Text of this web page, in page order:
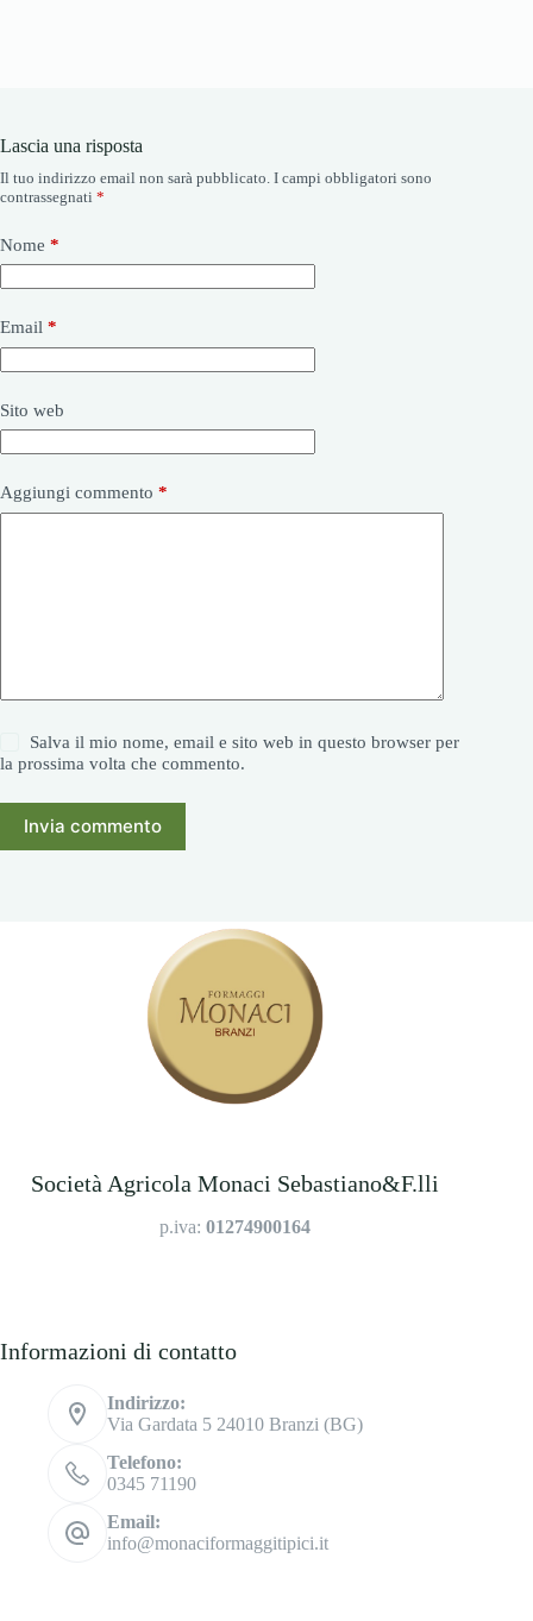
Lascia una risposta
Il tuo indirizzo email non sarà pubblicato. I campi obbligatori sono
contrassegnati *
Nome *
Email *
Sito web
Aggiungi commento *
Salva il mio nome, email e sito web in questo browser per
la prossima volta che commento.
Invia commento
Società Agricola Monaci Sebastiano&F.lli
p.iva: 01274900164
Informazioni di contatto
Indirizzo:
Via Gardata 5 24010 Branzi (BG)
Telefono:
0345 71190
Email:
info@monaciformaggitipici.it